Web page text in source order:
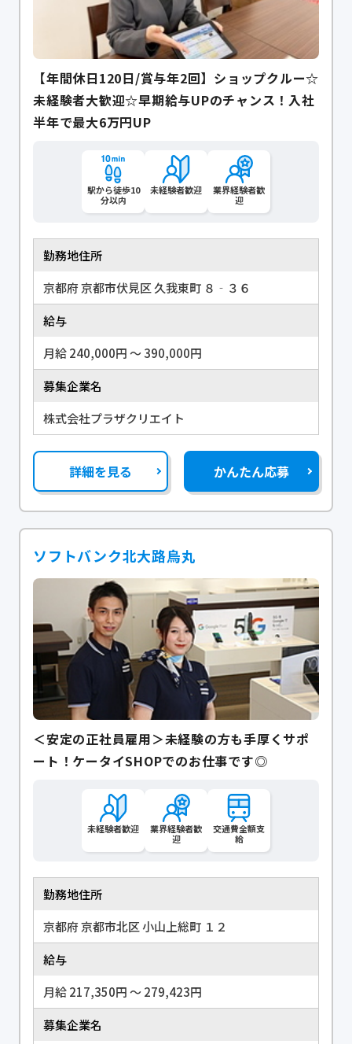
【年間休日120日/賞与年2回】ショップクルー☆
未経験者大歓迎☆早期給与UPのチャンス！入社
半年で最大6万円UP
駅から徒歩10
分以内
未経験者歓迎
業界経験者歓
迎
勤務地住所
京都府 京都市伏見区 久我東町 ８‐３６
給与
月給 240,000円 〜 390,000円
募集企業名
株式会社プラザクリエイト
詳細を見る かんたん応募
ソフトバンク北大路烏丸
＜安定の正社員雇用＞未経験の方も手厚くサポ
ート！ケータイSHOPでのお仕事です◎
未経験者歓迎
業界経験者歓
迎
交通費全額支
給
勤務地住所
京都府 京都市北区 小山上総町 １２
給与
月給 217,350円 〜 279,423円
募集企業名